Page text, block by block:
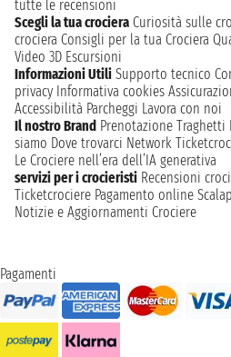
tutte le recensioni
Scegli la tua crociera Curiosità sulle
crociera Consigli per la tua Crociera
Video 3D Escursioni
Informazioni Utili Supporto tecnico
privacy Informativa cookies
Accessibilità Parcheggi Lavora con noi
Il nostro Brand Prenotazione Traghetti
siamo Dove trovarci Network
Le Crociere nell’era dell’IA generativa
servizi per i crocieristi Recensioni
Ticketcrociere Pagamento online
Notizie e Aggiornamenti Crociere
Pagamenti